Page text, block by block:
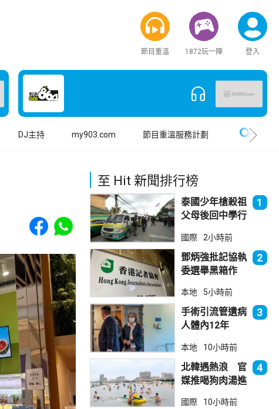
節目重溫 1872玩一陣 登入
DJ主持 my903.com 節目重溫服務計劃
Share to Facebook
Share to WhatsApp
至 Hit 新聞排行榜
泰國少年槍殺祖
父母後回中學行
死23傷
1
國際 2小時前
鄧炳強批記協執
委選舉黑箱作
國安一定「釘死
你」
2
本地 5小時前
手術引流管遺病
人體內12年
業失當除牌1個
月
3
本地 10小時前
北韓遇熱浪 官
媒推喝狗肉湯進
4
國際 10小時前